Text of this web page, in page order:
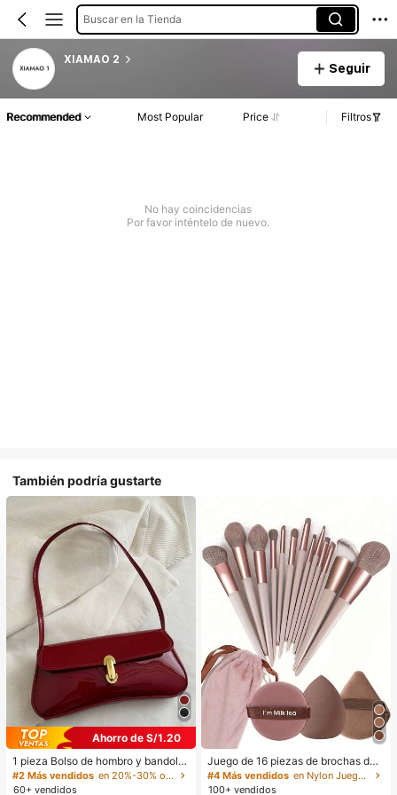
Buscar en la Tienda
XIAMAO 2
Seguir
Recommended Most Popular Price Filtros
No hay coincidencias
Por favor inténtelo de nuevo.
También podría gustarte
Ahorro de S/1.20
1 pieza Bolso de hombro y bandoler
a de cuero sintético aceitado retro
para mujer, adecuado para citas, sa
#2 Más vendidos
en 20%-30% off Bolsos de hombro para mujer
60+ vendidos
Juego de 16 piezas de brochas de
maquillaje que incluye 13 brochas
de maquillaje, 1 esponja de maquill
#4 Más vendidos
en Nylon Juegos De Pinceles
100+ vendidos